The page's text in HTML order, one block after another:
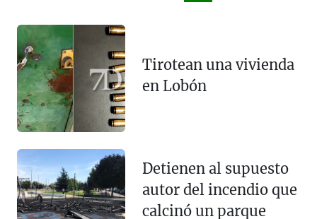
Tirotean una vivienda
en Lobón
Detienen al supuesto
autor del incendio que
calcinó un parque